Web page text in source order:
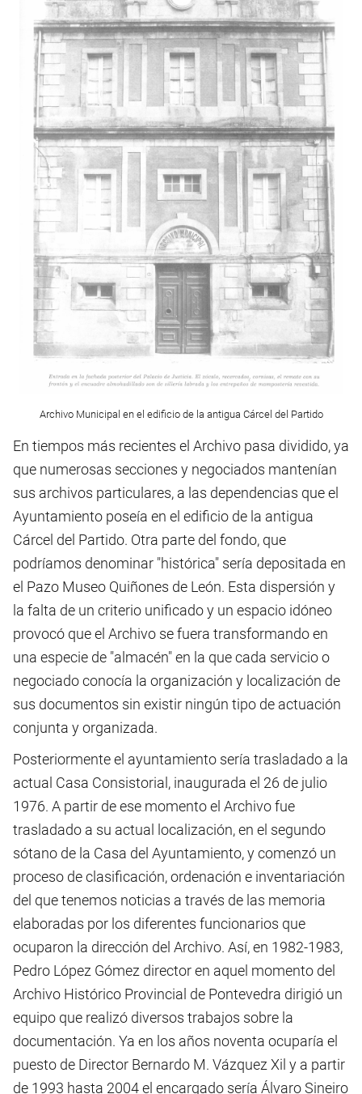
Archivo Municipal en el edificio de la antigua Cárcel del Partido
En tiempos más recientes el Archivo pasa dividido, ya
que numerosas secciones y negociados mantenían
sus archivos particulares, a las dependencias que el
Ayuntamiento poseía en el edificio de la antigua
Cárcel del Partido. Otra parte del fondo, que
podríamos denominar "histórica" sería depositada en
el Pazo Museo Quiñones de León. Esta dispersión y
la falta de un criterio unificado y un espacio idóneo
provocó que el Archivo se fuera transformando en
una especie de "almacén" en la que cada servicio o
negociado conocía la organización y localización de
sus documentos sin existir ningún tipo de actuación
conjunta y organizada.
Posteriormente el ayuntamiento sería trasladado a la
actual Casa Consistorial, inaugurada el 26 de julio
1976. A partir de ese momento el Archivo fue
trasladado a su actual localización, en el segundo
sótano de la Casa del Ayuntamiento, y comenzó un
proceso de clasificación, ordenación e inventariación
del que tenemos noticias a través de las memoria
elaboradas por los diferentes funcionarios que
ocuparon la dirección del Archivo. Así, en 1982-1983,
Pedro López Gómez director en aquel momento del
Archivo Histórico Provincial de Pontevedra dirigió un
equipo que realizó diversos trabajos sobre la
documentación. Ya en los años noventa ocuparía el
puesto de Director Bernardo M. Vázquez Xil y a partir
de 1993 hasta 2004 el encargado sería Álvaro Sineiro